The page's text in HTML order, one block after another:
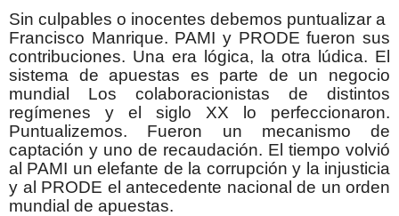
Sin culpables o inocentes debemos puntualizar a
Francisco Manrique. PAMI y PRODE fueron sus
contribuciones. Una era lógica, la otra lúdica. El
sistema de apuestas es parte de un negocio
mundial Los colaboracionistas de distintos
regímenes y el siglo XX lo perfeccionaron.
Puntualizemos. Fueron un mecanismo de
captación y uno de recaudación. El tiempo volvió
al PAMI un elefante de la corrupción y la injusticia
y al PRODE el antecedente nacional de un orden
mundial de apuestas.